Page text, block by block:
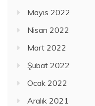
Mayıs 2022
Nisan 2022
Mart 2022
Şubat 2022
Ocak 2022
Aralık 2021